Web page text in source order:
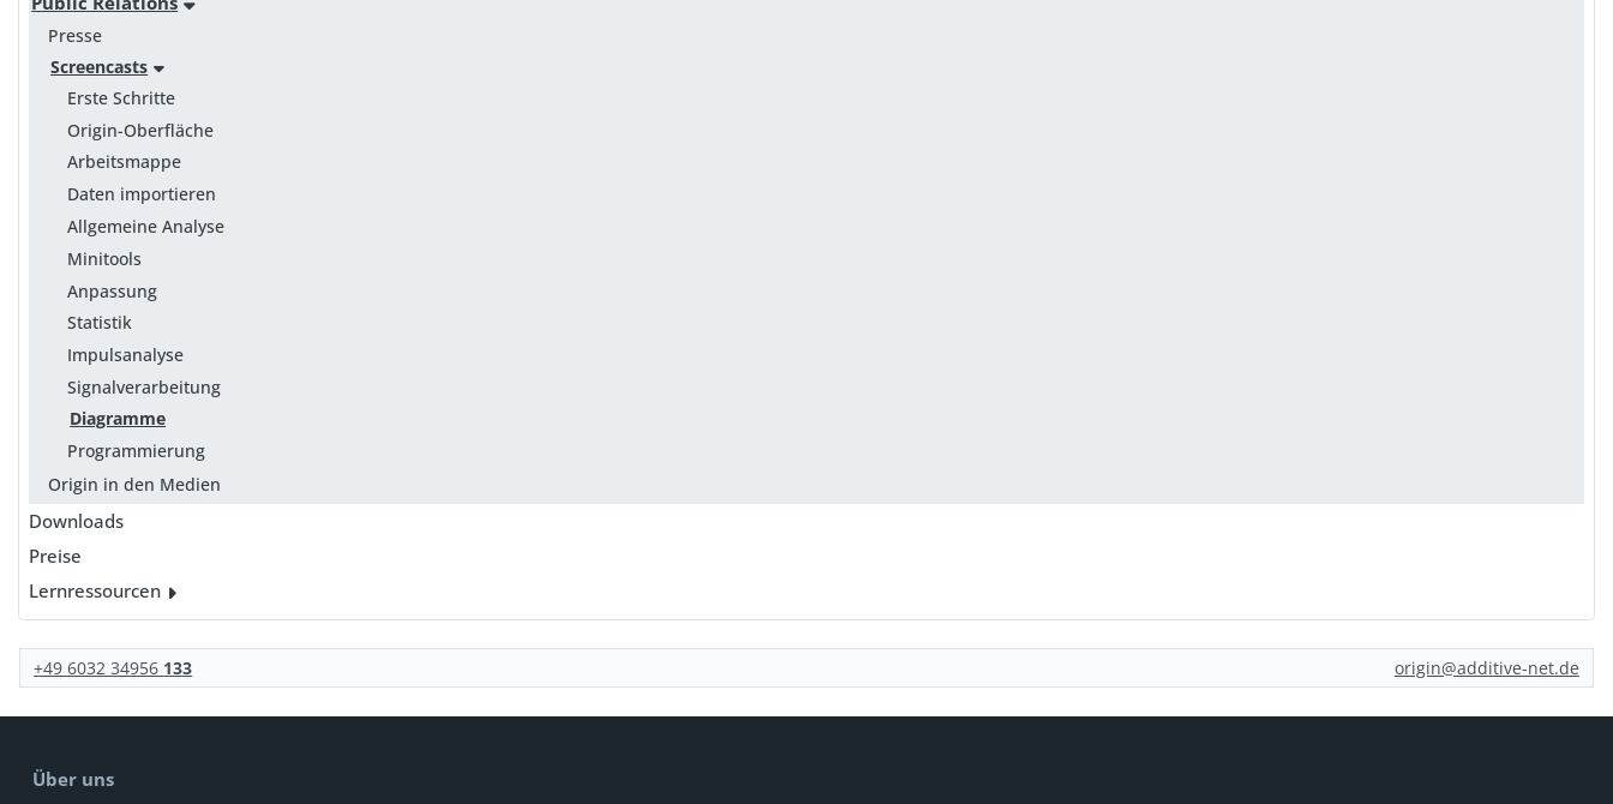
Presse
Screencasts
Erste Schritte
Origin-Oberfläche
Arbeitsmappe
Daten importieren
Allgemeine Analyse
Minitools
Anpassung
Statistik
Impulsanalyse
Signalverarbeitung
Diagramme
Programmierung
Origin in den Medien
Downloads
Preise
Lernressourcen
+49 6032 34956 133 origin@additive-net.de
Über uns